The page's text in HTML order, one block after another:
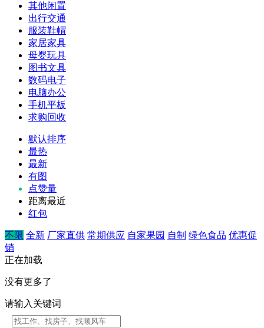
其他闲置
出行交通
服装鞋帽
家居家具
母婴玩具
图书文具
数码电子
电脑办公
手机平板
求购回收
默认排序
最热
最新
有图
点赞量
距离最近
红包
不限 全新 厂家直供 常期供应 自家果园 自制 绿色食品 优惠促
销
正在加载
没有更多了
请输入关键词